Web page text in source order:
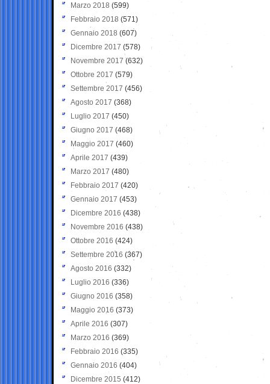
Marzo 2018 (599)
Febbraio 2018 (571)
Gennaio 2018 (607)
Dicembre 2017 (578)
Novembre 2017 (632)
Ottobre 2017 (579)
Settembre 2017 (456)
Agosto 2017 (368)
Luglio 2017 (450)
Giugno 2017 (468)
Maggio 2017 (460)
Aprile 2017 (439)
Marzo 2017 (480)
Febbraio 2017 (420)
Gennaio 2017 (453)
Dicembre 2016 (438)
Novembre 2016 (438)
Ottobre 2016 (424)
Settembre 2016 (367)
Agosto 2016 (332)
Luglio 2016 (336)
Giugno 2016 (358)
Maggio 2016 (373)
Aprile 2016 (307)
Marzo 2016 (369)
Febbraio 2016 (335)
Gennaio 2016 (404)
Dicembre 2015 (412)